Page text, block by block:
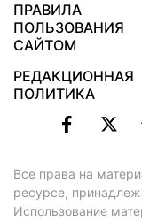
ПРАВИЛА
ПОЛЬЗОВАНИЯ
САЙТОМ
РЕДАКЦИОННАЯ
ПОЛИТИКА
Все права на
ресурсе,
Использование